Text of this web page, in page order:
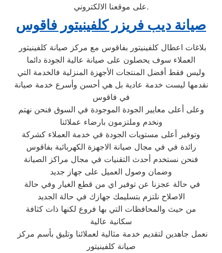
على موقعنا الالكتروني.
صيانة ديب فريزر كلفينيتور فاقوس
العملاء سوف يحصلون على صيانة عالية الجودة دائما
وليس فقط أفضل المنتجات الأجهزة المنزلية فالخدمة التي
نقدمها ليست خدمة عادية بل هي أحسن وأسرع خدمة صيانة
في فاقوس
وعلى أعلى معايير الجودة الموجودة في السوق فنحن نهتم
ونخدم وملتزمون بارضاء عملائنا
وتوفير أعلى مستويات الجودة في خدمة العملاء كشركة
رائدة في في مجال صيانة الاجهزة الكهربائية بفاقوس
فنحن نستخدم أحدث التقنيات في مجال مراكز الصيانة
وضمان وصول العميل على جهاز جديد
الاصلاح نلتزم بتسليمك جهازك في حالة الجديد
من حيث والمحافظات التي بها فروع لكنها ذات كثافة
سكانية عالية
صيانة كلفينيتور